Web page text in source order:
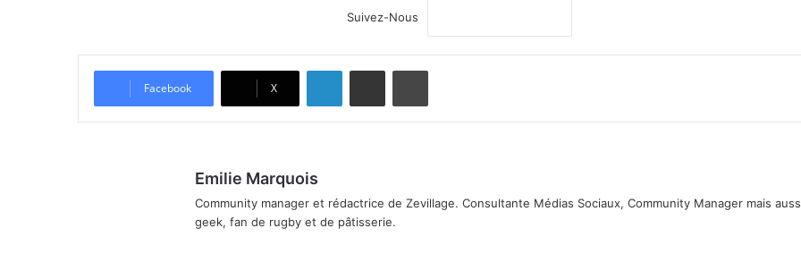
Suivez-Nous
Facebook X
Emilie Marquois
Community manager et rédactrice de Zevillage. Consultante Médias Sociaux, Community Manager mais
geek, fan de rugby et de pâtisserie.